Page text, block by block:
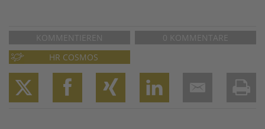
KOMMENTIEREN
0 KOMMENTARE
HR COSMOS